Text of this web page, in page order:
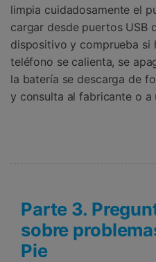
limpia cuidadosamente el
cargar desde puertos USB
dispositivo y comprueba si
teléfono se calienta, se
la batería se descarga de
y consulta al fabricante o a
Parte 3.
sobre
Pie